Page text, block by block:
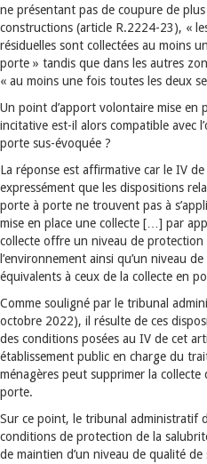
ne présentant pas de coupure de
constructions (article R.2224-23), «
résiduelles sont collectées au moins
porte » tandis que dans les autres
« au moins une fois toutes les deux
Un point d’apport volontaire mise en
incitative est-il alors compatible avec
porte sus-évoquée ?
La réponse est affirmative car le IV
expressément que les dispositions
porte à porte ne trouvent pas à
mise en place une collecte […] par
collecte offre un niveau de
l’environnement ainsi qu’un niveau
équivalents à ceux de la collecte en
Comme souligné par le tribunal
octobre 2022), il résulte de ces
des conditions posées au IV de cet
établissement public en charge du
ménagères peut supprimer la
porte.
Sur ce point, le tribunal administratif
conditions de protection de la
de maintien d’un niveau de qualité